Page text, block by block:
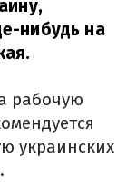
нибудь на
рабочую
украинских